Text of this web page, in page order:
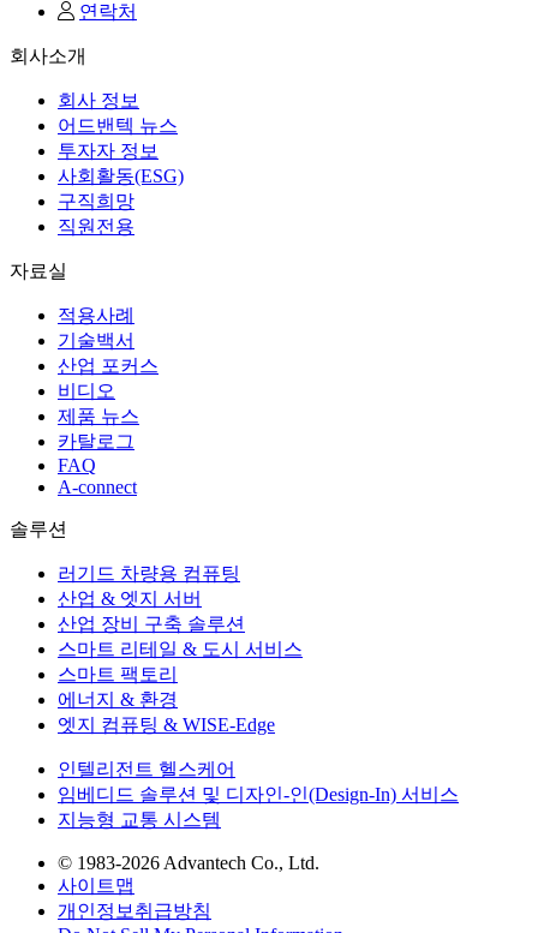
연락처
회사소개
회사 정보
어드밴텍 뉴스
투자자 정보
사회활동(ESG)
구직희망
직원전용
자료실
적용사례
기술백서
산업 포커스
비디오
제품 뉴스
카탈로그
FAQ
A-connect
솔루션
러기드 차량용 컴퓨팅
산업 & 엣지 서버
산업 장비 구축 솔루션
스마트 리테일 & 도시 서비스
스마트 팩토리
에너지 & 환경
엣지 컴퓨팅 & WISE-Edge
인텔리전트 헬스케어
임베디드 솔루션 및 디자인-인(Design-In) 서비스
지능형 교통 시스템
© 1983-2026 Advantech Co., Ltd.
사이트맵
개인정보취급방침